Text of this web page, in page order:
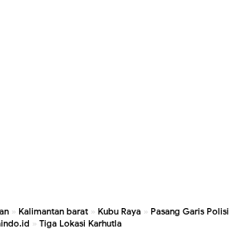
» Kalimantan barat » Kubu Raya » Pasang Garis Polisi
» Tiga Lokasi Karhutla